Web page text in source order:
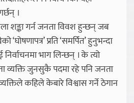
।
शङ्का गर्न जनता विवश हुन्छन् जब
प्रति ‘समर्पित’ हुनुभन्दा
भाग लिन्छन् । के त्यो
व्यक्ति जुनसुकै पदमा रहे पनि जनता
कहिले केबारे विश्वास गर्ने ठेगान